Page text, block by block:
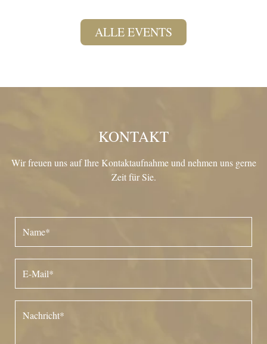
ALLE EVENTS
KONTAKT
Wir freuen uns auf Ihre Kontaktaufnahme und nehmen uns gerne
Zeit für Sie.